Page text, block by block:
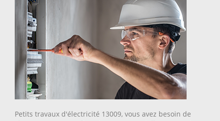
Petits travaux d'électricité 13009, vous avez besoin de